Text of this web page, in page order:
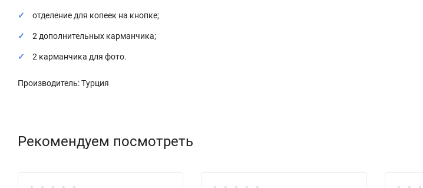
отделение для копеек на кнопке;
2 дополнительных карманчика;
2 карманчика для фото.
Производитель: Турция
Рекомендуем посмотреть